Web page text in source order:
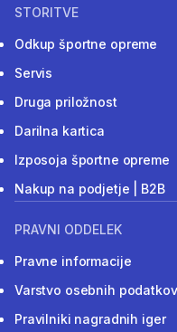
STORITVE
Odkup športne opreme
Servis
Druga priložnost
Darilna kartica
Izposoja športne opreme
Nakup na podjetje | B2B
PRAVNI ODDELEK
Pravne informacije
Varstvo osebnih podatkov
Pravilniki nagradnih iger